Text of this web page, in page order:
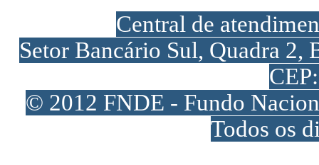
Central de
Setor Bancário Sul, Quadra
© 2012 FNDE - Fundo
Todos os